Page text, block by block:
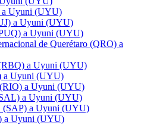
a Uyuni (UYU)
a Uyuni (UYU)
a Uyuni (UYU)
de Querétaro (QRO) a
a Uyuni (UYU)
a Uyuni (UYU)
(RIO) a Uyuni (UYU)
a Uyuni (UYU)
(SAP) a Uyuni (UYU)
a Uyuni (UYU)